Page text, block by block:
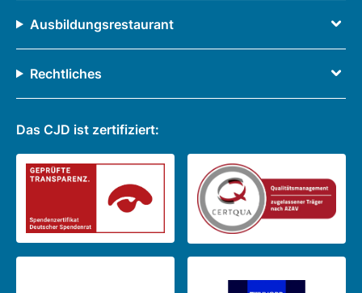
Ausbildungsrestaurant
Rechtliches
Das CJD ist zertifiziert: